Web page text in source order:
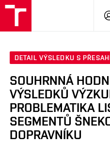
DETAIL VÝSLEDKU S
SOUHRNNÁ
VÝSLEDKŮ
PROBLEMATIKA
SEGMENTŮ
DOPRAVNÍKU